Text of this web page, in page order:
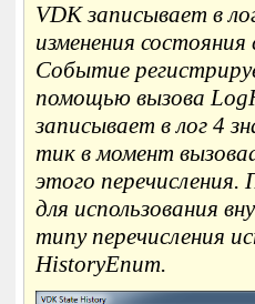
VDK записывает в
изменения
Событие
помощью вызова
записывает в лог 4
тик в момент
этого перечисления.
для использования
типу перечисления
HistoryEnum.